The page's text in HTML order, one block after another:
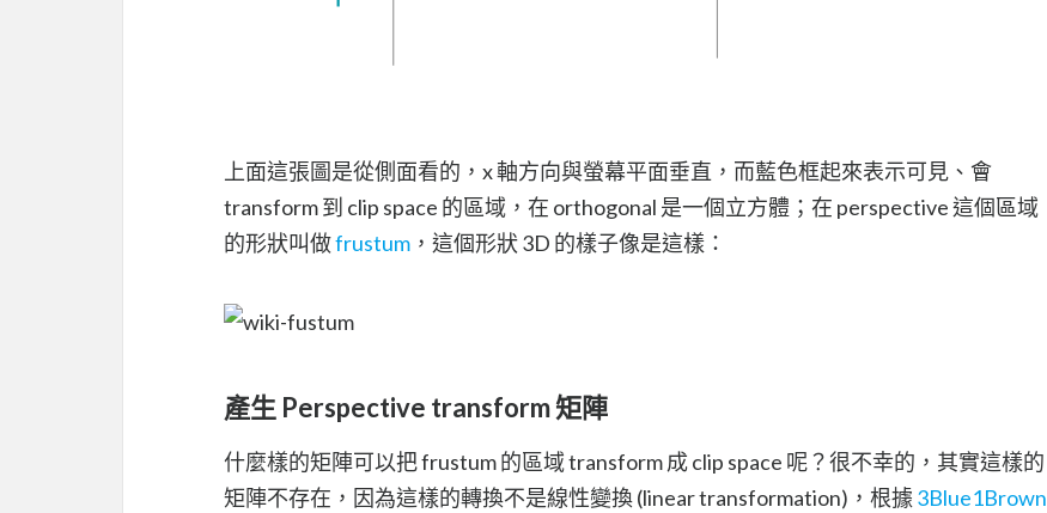
上面這張圖是從側面看的，x 軸方向與螢幕平面垂直，而藍色框起來表示可見、會
transform 到 clip space 的區域，在 orthogonal 是一個立方體；在 perspective 這個區域
的形狀叫做frustum ，這個形狀 3D 的樣子像是這樣：
產生 Perspective transform 矩陣
什麼樣的矩陣可以把 frustum 的區域 transform 成 clip space 呢？很不幸的，其實這樣的
矩陣不存在，因為這樣的轉換不是線性變換 (linear transformation)，根據 3Blue1Brown